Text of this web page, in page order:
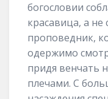
богословии
красавица, а не
проповедник,
одержимо
придя венчать
плечами. С